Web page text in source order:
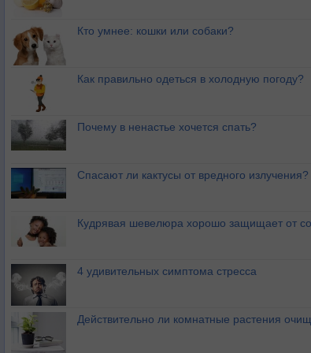
Кто умнее: кошки или собаки?
Как правильно одеться в холодную погоду?
Почему в ненастье хочется спать?
Спасают ли кактусы от вредного излучения?
Кудрявая шевелюра хорошо защищает от
4 удивительных симптома стресса
Действительно ли комнатные растения